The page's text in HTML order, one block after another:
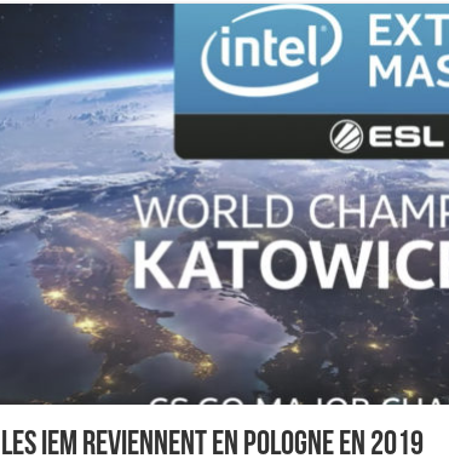
Les IEM reviennent en Pologne en 2019